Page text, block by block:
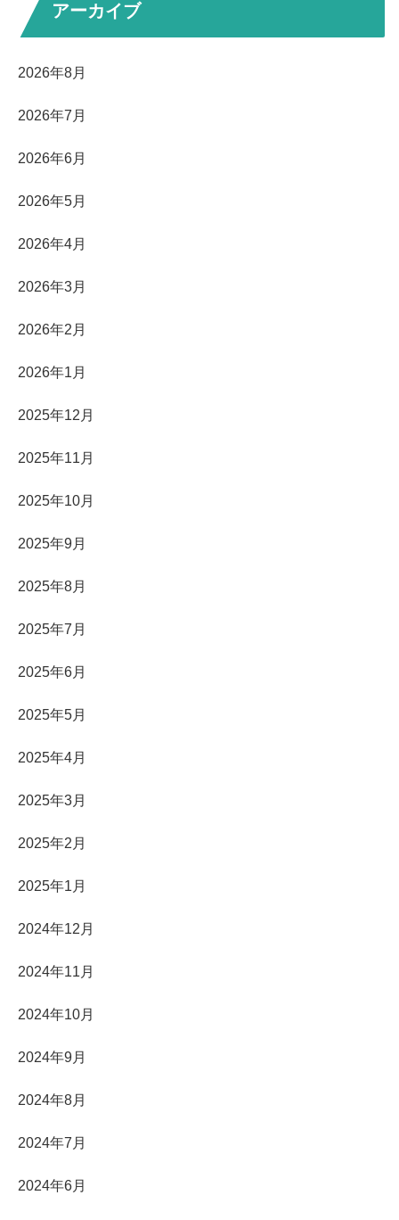
アーカイブ
2026年8月
2026年7月
2026年6月
2026年5月
2026年4月
2026年3月
2026年2月
2026年1月
2025年12月
2025年11月
2025年10月
2025年9月
2025年8月
2025年7月
2025年6月
2025年5月
2025年4月
2025年3月
2025年2月
2025年1月
2024年12月
2024年11月
2024年10月
2024年9月
2024年8月
2024年7月
2024年6月